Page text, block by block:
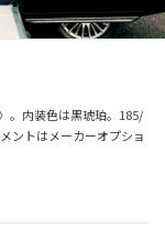
。内装色は黒琥珀。185/
ントはメーカーオプショ